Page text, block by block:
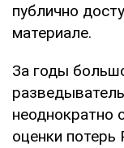
публично
материале.
За годы
неоднократно
оценки